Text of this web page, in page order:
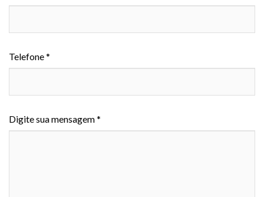
Telefone *
Digite sua mensagem *